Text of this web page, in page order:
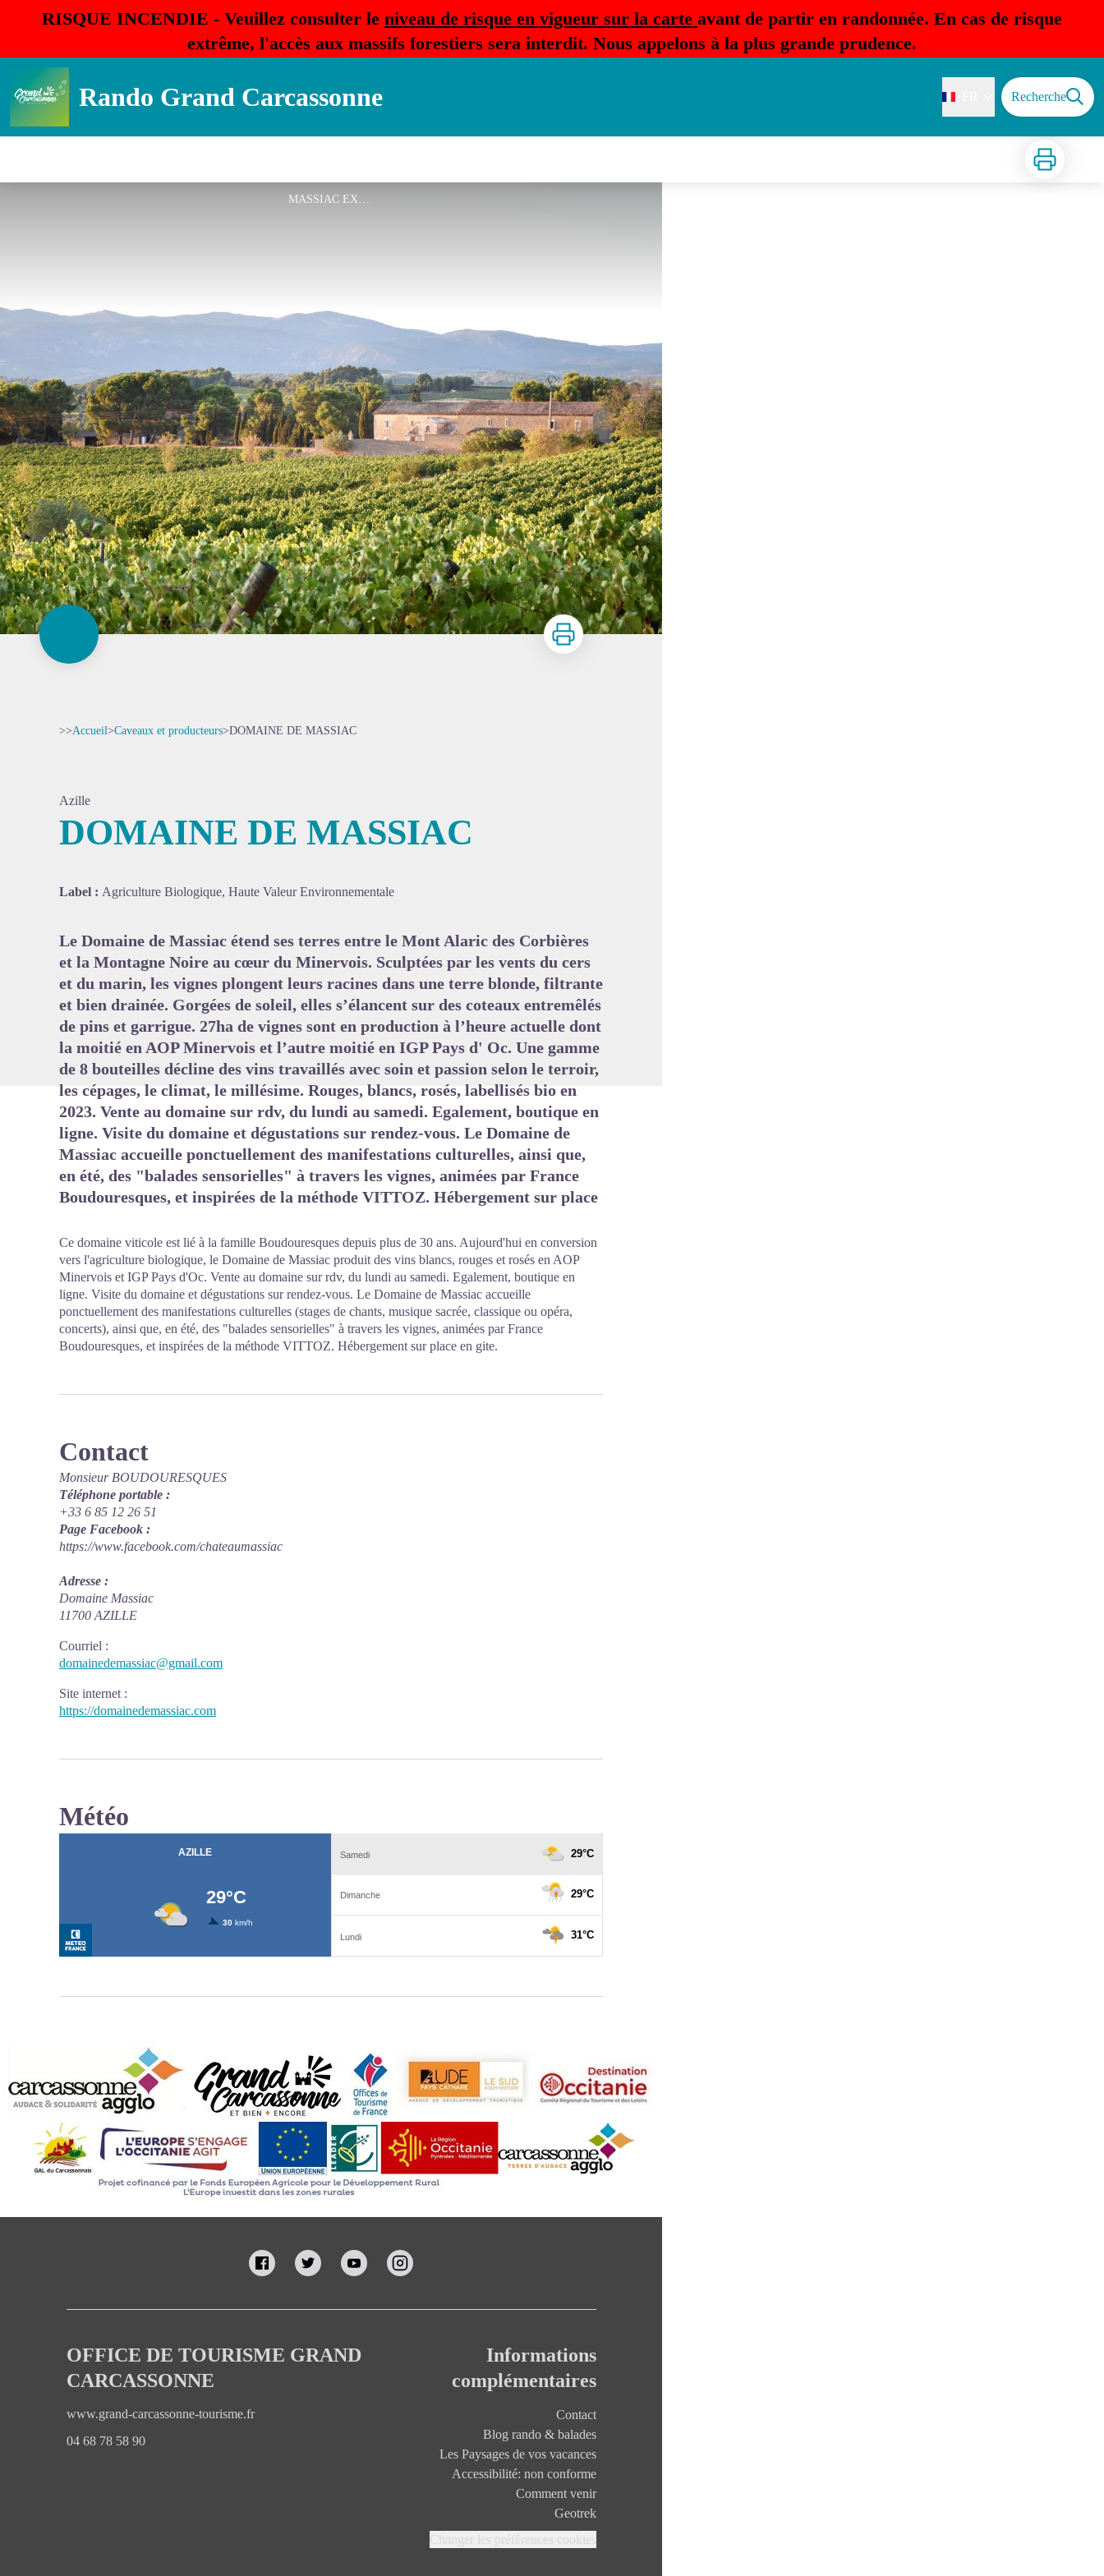
RISQUE INCENDIE - Veuillez consulter le niveau de risque en vigueur sur la carte avant de partir en randonnée. En cas de risque
extrême, l'accès aux massifs forestiers sera interdit. Nous appelons à la plus grande prudence.
Rando Grand Carcassonne Recherche
Imprimer
MASSIAC EXT B
Imprimer
>>Accueil>Caveaux et producteurs>DOMAINE DE MASSIAC
Azille
DOMAINE DE MASSIAC
Label : Agriculture Biologique, Haute Valeur Environnementale
Le Domaine de Massiac étend ses terres entre le Mont Alaric des Corbières
et la Montagne Noire au cœur du Minervois. Sculptées par les vents du cers
et du marin, les vignes plongent leurs racines dans une terre blonde, filtrante
et bien drainée. Gorgées de soleil, elles s’élancent sur des coteaux entremêlés
de pins et garrigue. 27ha de vignes sont en production à l’heure actuelle dont
la moitié en AOP Minervois et l’autre moitié en IGP Pays d' Oc. Une gamme
de 8 bouteilles décline des vins travaillés avec soin et passion selon le terroir,
les cépages, le climat, le millésime. Rouges, blancs, rosés, labellisés bio en
2023. Vente au domaine sur rdv, du lundi au samedi. Egalement, boutique en
ligne. Visite du domaine et dégustations sur rendez-vous. Le Domaine de
Massiac accueille ponctuellement des manifestations culturelles, ainsi que,
en été, des "balades sensorielles" à travers les vignes, animées par France
Boudouresques, et inspirées de la méthode VITTOZ. Hébergement sur place
Ce domaine viticole est lié à la famille Boudouresques depuis plus de 30 ans. Aujourd'hui en conversion
vers l'agriculture biologique, le Domaine de Massiac produit des vins blancs, rouges et rosés en AOP
Minervois et IGP Pays d'Oc. Vente au domaine sur rdv, du lundi au samedi. Egalement, boutique en
ligne. Visite du domaine et dégustations sur rendez-vous. Le Domaine de Massiac accueille
ponctuellement des manifestations culturelles (stages de chants, musique sacrée, classique ou opéra,
concerts), ainsi que, en été, des "balades sensorielles" à travers les vignes, animées par France
Boudouresques, et inspirées de la méthode VITTOZ. Hébergement sur place en gite.
Contact
Monsieur BOUDOURESQUES
Téléphone portable :
+33 6 85 12 26 51
Page Facebook :
https://www.facebook.com/chateaumassiac
Adresse :
Domaine Massiac
11700 AZILLE
Courriel :
domainedemassiac@gmail.com
Site internet :
https://domainedemassiac.com
Météo
OFFICE DE TOURISME GRAND
CARCASSONNE
www.grand-carcassonne-tourisme.fr
04 68 78 58 90
Informations
complémentaires
Contact
Blog rando & balades
Les Paysages de vos vacances
Accessibilité: non conforme
Comment venir
Geotrek
Changer les préférences cookies